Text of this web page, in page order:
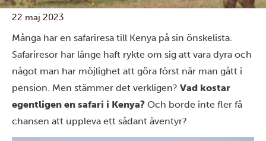
22 maj 2023
Många har en safariresa till Kenya på sin önskelista.
Safariresor har länge haft rykte om sig att vara dyra och
något man har möjlighet att göra först när man gått i
pension. Men stämmer det verkligen? Vad kostar
egentligen en safari i Kenya? Och borde inte fler få
chansen att uppleva ett sådant äventyr?